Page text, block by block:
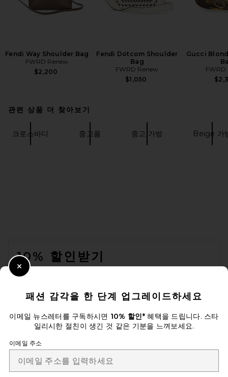
Fendi Way Shoulder Bag
FWRD Renew
$2,200
Fendi Dotcom Shoulder
Bag
FWRD Renew
$1,050
Gucci
FWRD
관련 상품 더 찾아보기
크로스바디 중고품 중고 가방 Beige 가
10% 할인받기
이메일을 제출하여 뉴스레터를 구독하실 수 있습니다. 언제든지 수신 거
Email Address
Sign Up
패션 감각을 한 단계 업그레이드하세요
이메일 뉴스레터를 구독하시면 10% 할인*혜택을 드립니다. 스타
일리시한 절친이 생긴 것 같은 기분을 느껴보세요.
이메일 주소
Close Modal